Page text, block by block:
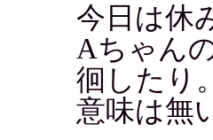
今日は休
Aちゃん
徊したり。
意味は無